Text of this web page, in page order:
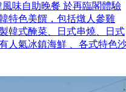
味自助晚餐 於再臨閣體驗
特色美饌，包括燉人參雞
韓式醃菜、日式串燒、日式
人氣冰鎮海鮮 、各式特色